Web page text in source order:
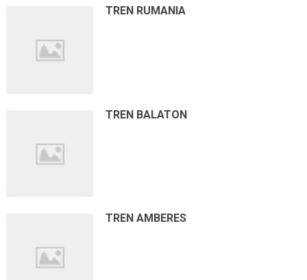
TREN RUMANIA
TREN BALATON
TREN AMBERES